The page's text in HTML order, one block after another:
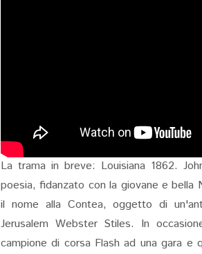
La trama in breve: Louisiana 1862.
poesia, fidanzato con la giovane e bella
il nome alla Contea, oggetto di
Jerusalem Webster Stiles. In
campione di corsa Flash ad una gara e